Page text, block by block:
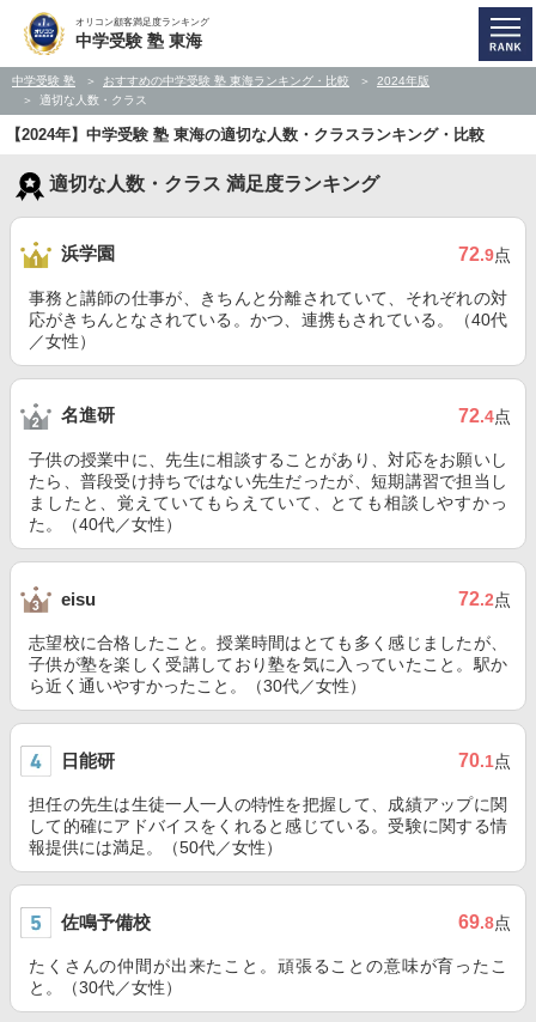
オリコン顧客満足度ランキング
中学受験 塾 東海
中学受験 塾 おすすめの中学受験 塾 東海ランキング・比較
2024年版
適切な人数・クラス
【2024年】中学受験 塾 東海の適切な人数・クラスランキング・比較
適切な人数・クラス 満足度ランキング
浜学園 72.9点
事務と講師の仕事が、きちんと分離されていて、それぞれの対
応がきちんとなされている。かつ、連携もされている。（40代
／女性）
名進研 72.4点
子供の授業中に、先生に相談することがあり、対応をお願いし
たら、普段受け持ちではない先生だったが、短期講習で担当し
ましたと、覚えていてもらえていて、とても相談しやすかっ
た。（40代／女性）
eisu 72.2点
志望校に合格したこと。授業時間はとても多く感じましたが、
子供が塾を楽しく受講しており塾を気に入っていたこと。駅か
ら近く通いやすかったこと。（30代／女性）
日能研 70.1点
担任の先生は生徒一人一人の特性を把握して、成績アップに関
して的確にアドバイスをくれると感じている。受験に関する情
報提供には満足。（50代／女性）
佐鳴予備校 69.8点
たくさんの仲間が出来たこと。頑張ることの意味が育ったこ
と。（30代／女性）